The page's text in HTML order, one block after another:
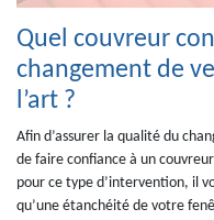
Quel couvreur
changement de
l’art ?
Afin d’assurer la qualité du
de faire confiance à un
pour ce type d’intervention, il
qu’une étanchéité de votre